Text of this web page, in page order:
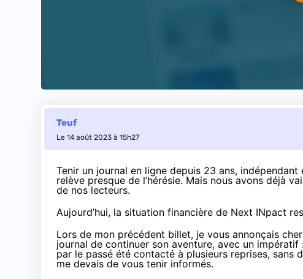
Teuf
Le 14 août 2023 à 15h27
Tenir un journal en ligne depuis 23 ans, indépendant
relève presque de l’hérésie. Mais nous avons déjà
de nos lecteurs.
Aujourd’hui, la situation financière de Next INpact
Lors de mon précédent billet, je vous annonçais
journal de continuer son aventure, avec un impératif
par le passé été contacté à plusieurs reprises, sans
me devais de vous tenir informés.